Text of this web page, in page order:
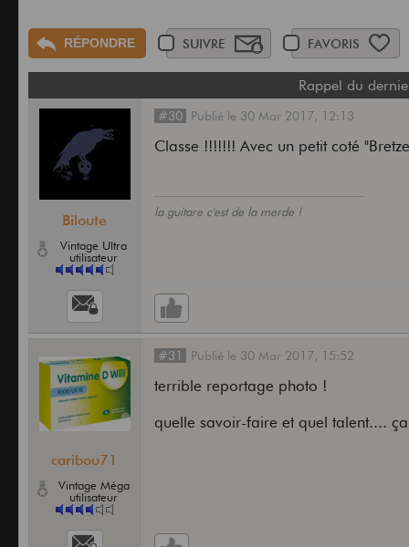
RÉPONDRE SUIVRE FAVORIS
Rappel du
Biloute
Vintage Ultra
utilisateur
#30 Publié le 30 Mar 2017, 12:13
Classe !!!!!!! Avec un petit coté
la guitare c'est de la merde !
caribou71
Vintage Méga
utilisateur
#31 Publié le 30 Mar 2017, 15:52
terrible reportage photo !
quelle savoir-faire et quel talent....